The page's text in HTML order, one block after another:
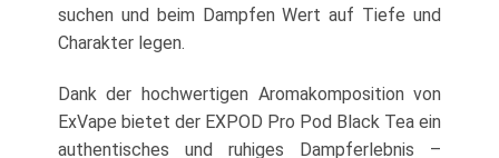
suchen und beim Dampfen Wert auf Tiefe und
Charakter legen.
Dank der hochwertigen Aromakomposition von
ExVape bietet der EXPOD Pro Pod Black Tea ein
authentisches und ruhiges Dampferlebnis –